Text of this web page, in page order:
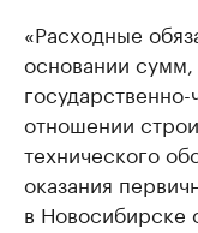
«Расходные
основании
отношении
технического
оказания
в Новосибирске